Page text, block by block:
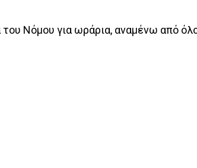
Νόμου για ωράρια, αναμένω από